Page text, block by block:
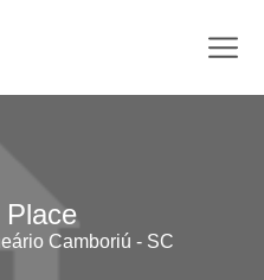
Place
Camboriú - SC